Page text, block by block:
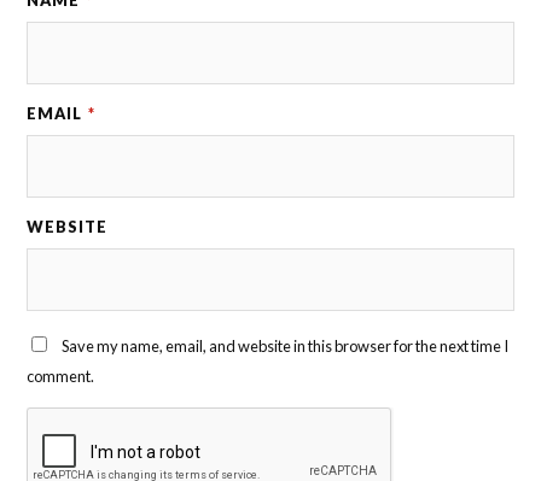
EMAIL *
WEBSITE
Save my name, email, and website in this browser for the next time I
comment.